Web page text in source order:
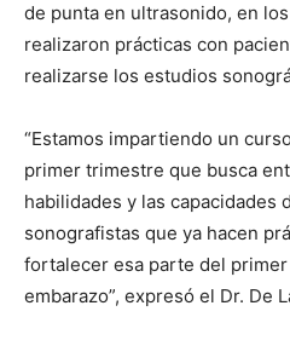
de punta en ultrasonido, en
realizaron prácticas con
realizarse los estudios
“Estamos impartiendo un
primer trimestre que busca
habilidades y las capacidades
sonografistas que ya hacen
fortalecer esa parte del
embarazo”, expresó el Dr. De